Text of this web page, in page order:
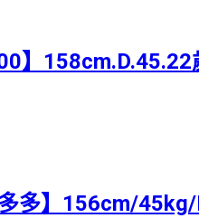
】158cm.D.45.22
多】156cm/